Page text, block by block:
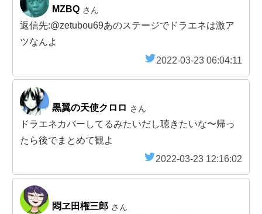
MZBQ さん
返信先:@zetubou69あのステージでドラエネは激ア
ツなんよ
2022-03-23 06:04:11
黒翼の天使クロロ さん
ドラエネカバーしてるみたいだし聴きたいな〜帰っ
たら後でまとめて観よ
2022-03-23 12:16:02
悶ヱ田権三郎 さん